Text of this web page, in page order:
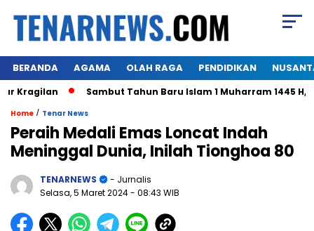
BERANDA AGAMA OLAH RAGA PENDIDIKAN
Sambut Tahun Baru Islam 1 Muharram 1445
Home / Tenar News
Peraih Medali Emas Loncat Indah
Meninggal Dunia, Inilah Tionghoa 80
TENARNEWS
- Jurnalis
Selasa, 5 Maret 2024- 08:43 WIB